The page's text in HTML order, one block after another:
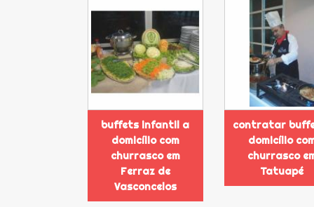
buffets infantil a
domicílio com
churrasco em
Ferraz de
Vasconcelos
contratar
domicílio
churrasco
Tatuapé